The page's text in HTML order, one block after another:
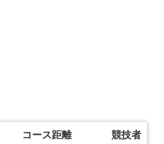
コース距離 競技者